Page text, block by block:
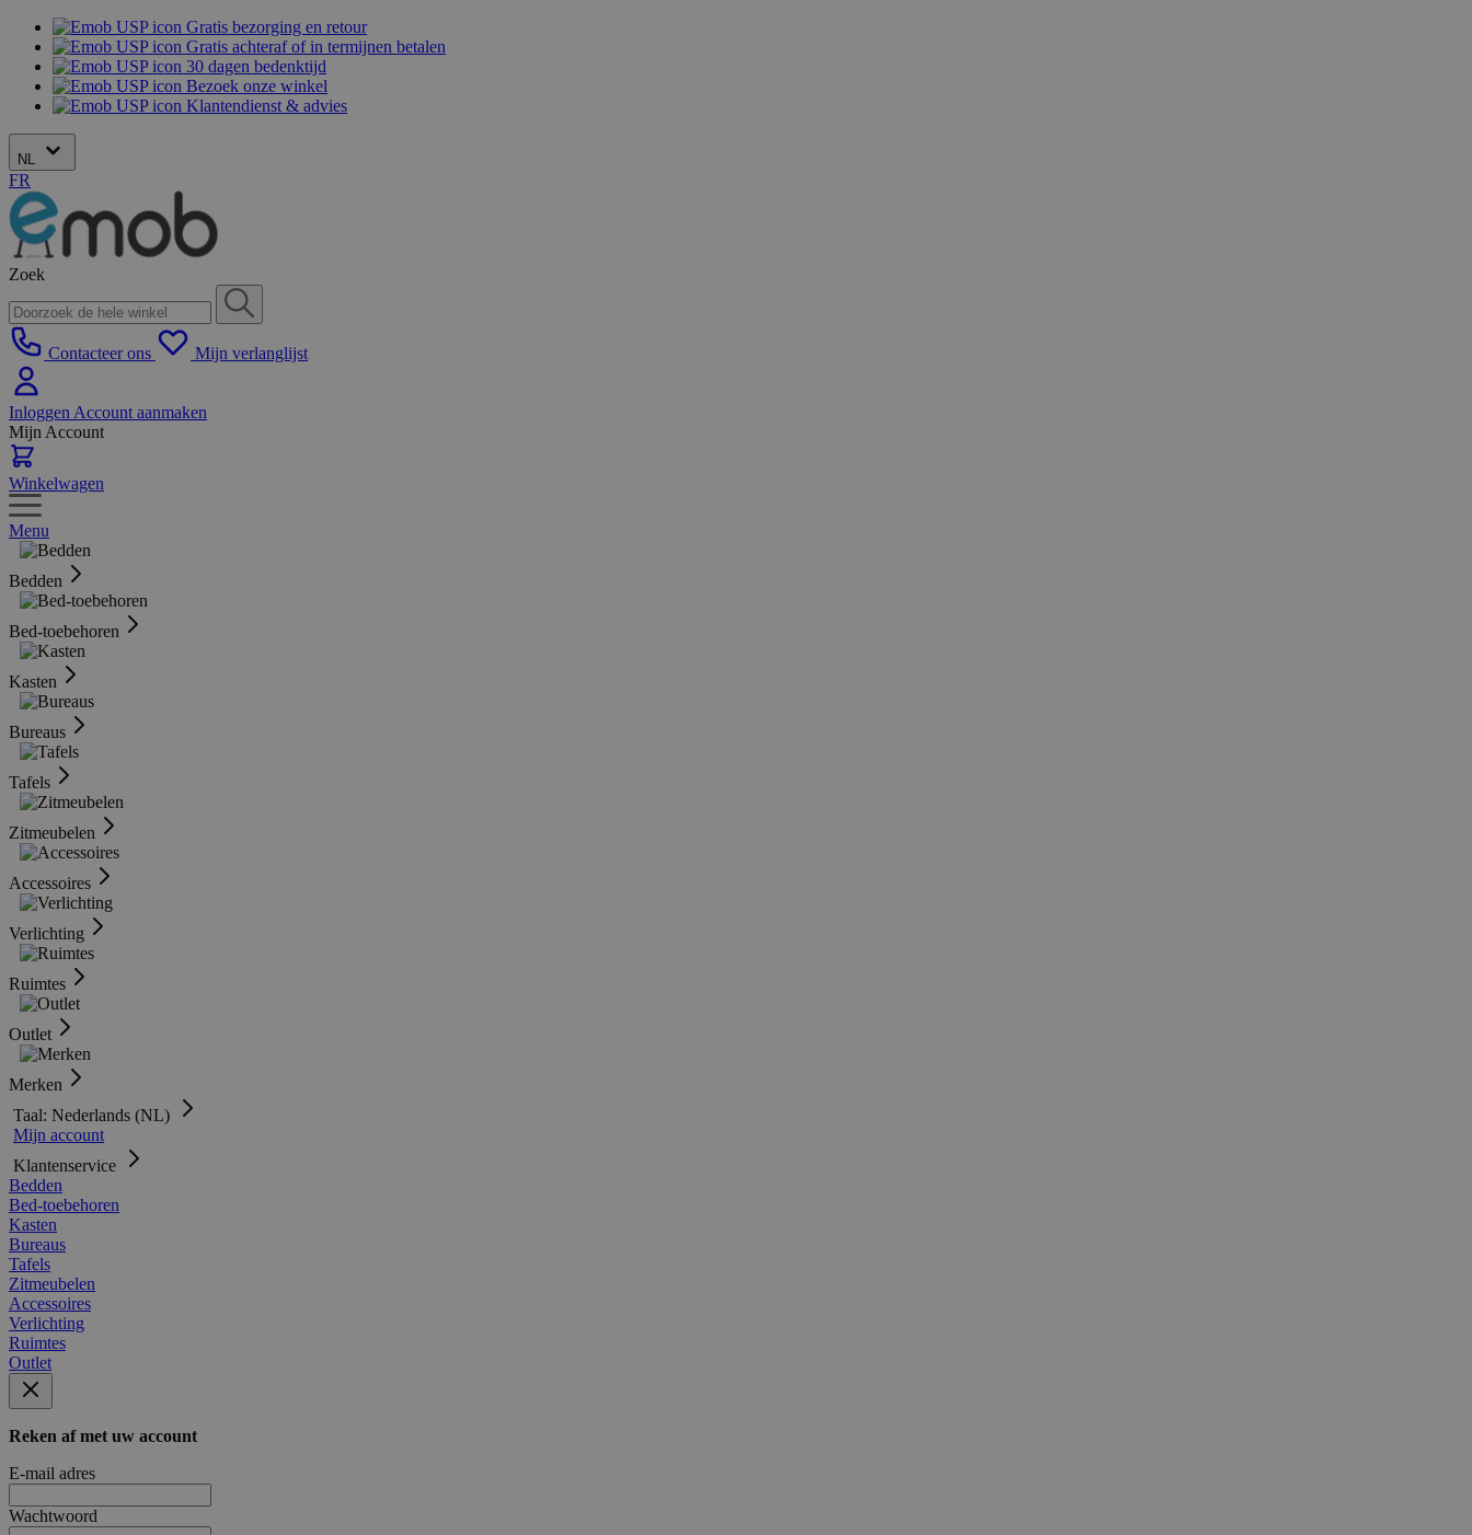
Gratis bezorging en retour
Gratis achteraf of in termijnen betalen
30 dagen bedenktijd
Bezoek onze winkel
Klantendienst & advies
NL
FR
Zoek
Contacteer ons Mijn verlanglijst
Inloggen Account aanmaken
Mijn Account
Winkelwagen
Menu
Bedden
Bed-toebehoren
Kasten
Bureaus
Tafels
Zitmeubelen
Accessoires
Verlichting
Ruimtes
Outlet
Merken
Taal: Nederlands (NL)
Mijn account
Klantenservice
Bedden
Bed-toebehoren
Kasten
Bureaus
Tafels
Zitmeubelen
Accessoires
Verlichting
Ruimtes
Outlet
Reken af met uw account
E-mail adres
Wachtwoord